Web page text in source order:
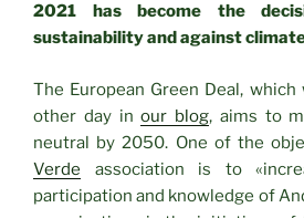
2021 has become the
sustainability and against
The European Green Deal,
other day inour blog, aims to
neutral by 2050. One of the
Verde association is to
participation and knowledge of